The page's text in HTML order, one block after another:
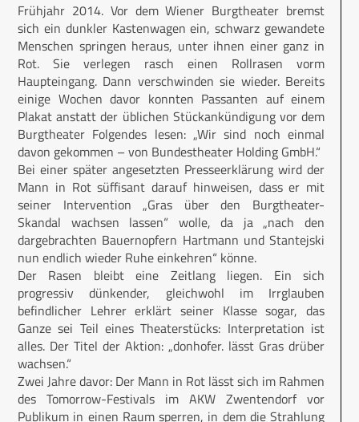
Frühjahr 2014. Vor dem Wiener Burgtheater bremst
sich ein dunkler Kastenwagen ein, schwarz gewandete
Menschen springen heraus, unter ihnen einer ganz in
Rot. Sie verlegen rasch einen Rollrasen vorm
Haupteingang. Dann verschwinden sie wieder. Bereits
einige Wochen davor konnten Passanten auf einem
Plakat anstatt der üblichen Stückankündigung vor dem
Burgtheater Folgendes lesen: „Wir sind noch einmal
davon gekommen – von Bundestheater Holding GmbH.“
Bei einer später angesetzten Presseerklärung wird der
Mann in Rot süffisant darauf hinweisen, dass er mit
seiner Intervention „Gras über den Burgtheater-
Skandal wachsen lassen“ wolle, da ja „nach den
dargebrachten Bauernopfern Hartmann und Stantejski
nun endlich wieder Ruhe einkehren“ könne.
Der Rasen bleibt eine Zeitlang liegen. Ein sich
progressiv dünkender, gleichwohl im Irrglauben
befindlicher Lehrer erklärt seiner Klasse sogar, das
Ganze sei Teil eines Theaterstücks: Interpretation ist
alles. Der Titel der Aktion: „donhofer. lässt Gras drüber
wachsen.“
Zwei Jahre davor: Der Mann in Rot lässt sich im Rahmen
des Tomorrow-Festivals im AKW Zwentendorf vor
Publikum in einen Raum sperren, in dem die Strahlung